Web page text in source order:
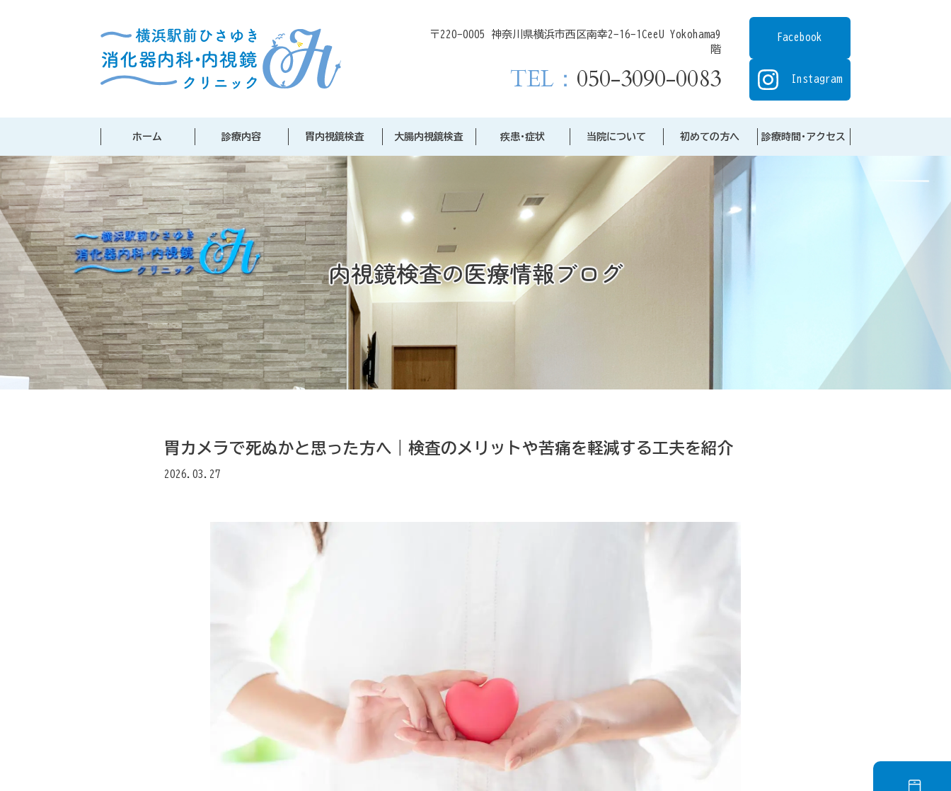
〒220-0005 神奈川県横浜市西区南幸2-16-1CeeU Yokohama9
階
TEL： 050-3090-0083
Facebook
Instagram
ホーム 診療内容 胃内視鏡検査 大腸内視鏡検査 疾患･症状 当院について 初めての方へ 診療時間･アクセス
内視鏡検査の医療情報ブログ
胃カメラで死ぬかと思った方へ｜検査のメリットや苦痛を軽減する工夫を紹介
2026.03.27